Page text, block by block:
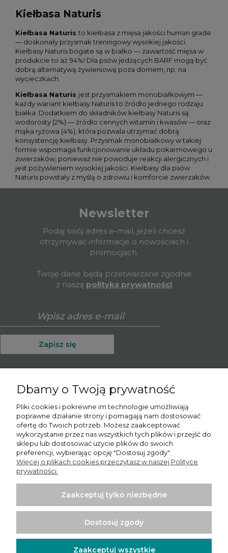
Kiełbasa Naturis
Kiełbasa Naturis to kiełbasa z mięsa jakości human grade
— doskonały przysmak treningowy wysokiej jakości.
Kiełbasy Naturis bogate są w białko — zawartość mięsa w
produkcie to aż 94%! Dla psów jedzących BARF mogą być
dobrą alternatywą żywieniową poza domem, np. na
wycieczkach.
Kiełbasa Naturis jest przysmakiem monobiałkowym —
każdy wariant kiełbasy Naturis to źródło jednego rodzaju
białka. Dodatkiem do składników kiełbasy Naturis są
wodorosty (2%) — źródło cennych witamin i kwasów — oraz
mąka ryżowa (4%), która pozwala utrzymać dobrą
konsystencję kiełbasy. Przysmak monobiałkowy w takiej
formie wspomaga funkcjonowanie układu pokarmowego u
zwierzaków, ponieważ nie powoduje reakcji alergicznych i
jest pożywieniem wysokiej jakości. Kiełbasy dla psów
Naturis powstały z myślą o zdrowiu i komforcie zwierzaków.
Newsletter
Podaj swój adres e-mail, jeżeli chcesz
otrzymywać informacje o nowościach i
promocjach.
Twoje dane będą przetwarzane zgodnie
z naszą polityką prywatności
Zapisz się
Informacje
Moje konto
Płatności i dostawa
Potrzebujesz pomocy? Skontaktuj się z nami!
780065102
sprzedaz@psishop.pl
Dbamy o Twoją prywatność
Pliki cookies i pokrewne im technologie umożliwiają
poprawne działanie strony i pomagają nam dostosować
ofertę do Twoich potrzeb. Możesz zaakceptować
wykorzystanie przez nas wszystkich tych plików i przejść do
sklepu lub dostosować użycie plików do swoich
preferencji, wybierając opcję "Dostosuj zgody".
Więcej o plikach cookies przeczytasz w naszej Polityce
prywatności.
Zaakceptuj tylko niezbędne
Dostosuj zgody
Zaakceptuj wszystkie